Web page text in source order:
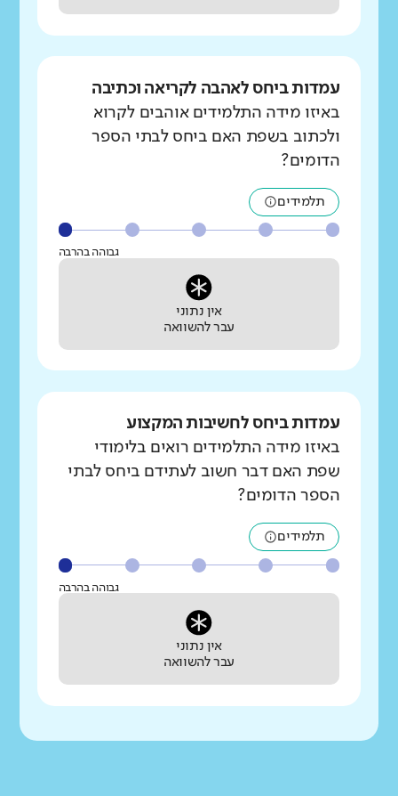
עמדות ביחס לאהבה לקריאה וכתיבה
באיזו מידה התלמידים אוהבים לקרוא
ולכתוב בשפת האם ביחס לבתי הספר
הדומים?
תלמידים
גבוהה בהרבה
אין נתוני
עבר להשוואה
עמדות ביחס לחשיבות המקצוע
באיזו מידה התלמידים רואים בלימודי
שפת האם דבר חשוב לעתידם ביחס לבתי
הספר הדומים?
תלמידים
גבוהה בהרבה
אין נתוני
עבר להשוואה